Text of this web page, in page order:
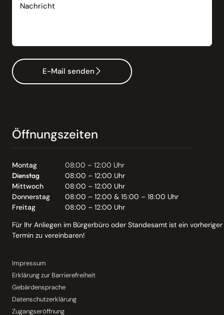
E-Mail senden
Öffnungszeiten
Montag
08:00 – 12:00 Uhr
Dienstag
08:00 – 12:00 Uhr
Mittwoch
08:00 – 12:00 Uhr
Donnerstag
08:00 – 12:00 & 15:00 – 18:00 Uhr
Freitag
08:00 – 12:00 Uhr
Für Ihr Anliegen im Bürgerbüro oder Standesamt ist ein vorheriger
Termin zu vereinbaren!
Impressum
Erklärung zur Barrierefreiheit
Gebärdensprache
Datenschutzerklärung
Zugangseröffnung